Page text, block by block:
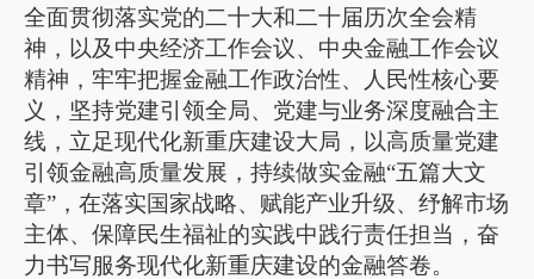
全面贯彻落实党的二十大和二十届历次全会精
神，以及中央经济工作会议、中央金融工作会议
精神，牢牢把握金融工作政治性、人民性核心要
义，坚持党建引领全局、党建与业务深度融合主
线，立足现代化新重庆建设大局，以高质量党建
引领金融高质量发展，持续做实金融“五篇大文
章”，在落实国家战略、赋能产业升级、纾解市场
主体、保障民生福祉的实践中践行责任担当，奋
力书写服务现代化新重庆建设的金融答卷。